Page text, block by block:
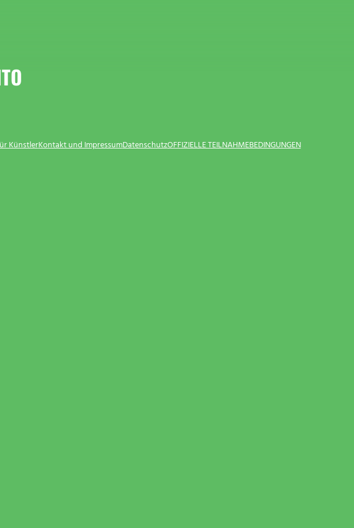
KünstlerKontakt und ImpressumDatenschutzOFFIZIELLE TEILNAHMEBEDINGUNGEN